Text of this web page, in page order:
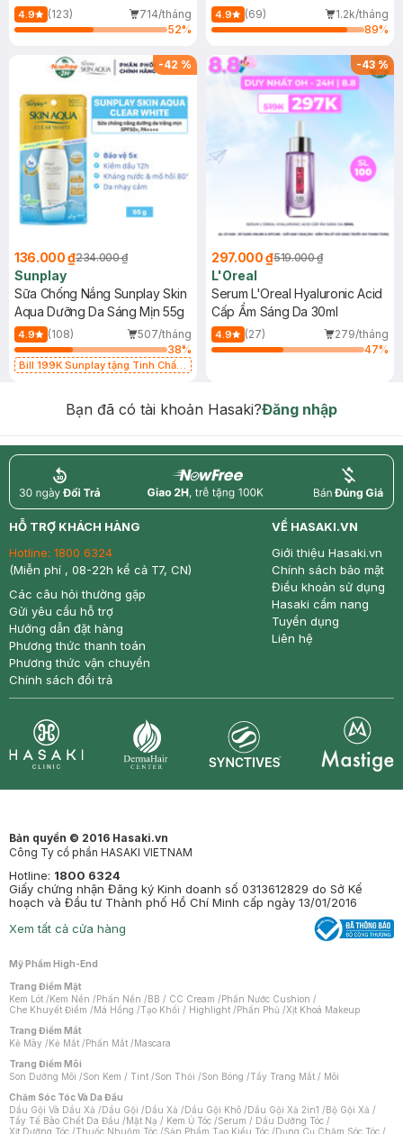
4.9 (123)
714/tháng
52%
(Mới)
4.9 (69)
1.2k/tháng
89%
-42 %
136.000 ₫234.000 ₫
Sunplay
Sữa Chống Nắng Sunplay Skin
Aqua Dưỡng Da Sáng Mịn 55g
4.9 (108)
507/tháng
38%
Bill 199K Sunplay tặng Tinh Chất
-43%
297.000 ₫519.000 ₫
L'Oreal
Serum L'Oreal Hyaluronic Acid
Cấp Ẩm Sáng Da 30ml
4.9 (27)
279/tháng
47%
Bạn đã có tài khoản Hasaki?Đăng nhập
return nowfree price
HỖ TRỢ KHÁCH HÀNG
Hotline: 1800 6324
(Miễn phí , 08-22h kể cả T7, CN)
Các câu hỏi thường gặp
Gửi yêu cầu hỗ trợ
Hướng dẫn đặt hàng
Phương thức thanh toán
Phương thức vận chuyển
Chính sách đổi trả
VỀ HASAKI.VN
Giới thiệu Hasaki.vn
Chính sách bảo mật
Điều khoản sử dụng
Hasaki cẩm nang
Tuyển dụng
Liên hệ
Bản quyền © 2016 Hasaki.vn
Công Ty cổ phần HASAKI VIETNAM
Hotline: 1800 6324
Giấy chứng nhận Đăng ký Kinh doanh số 0313612829 do Sở Kế
hoạch và Đầu tư Thành phố Hồ Chí Minh cấp ngày 13/01/2016
Xem tất cả cửa hàng
Mỹ Phẩm High-End
Trang Điểm Mặt
Kem Lót /Kem Nền /Phấn Nền /BB / CC Cream /Phấn Nước Cushion /
Che Khuyết Điểm /Má Hồng /Tạo Khối / Highlight /Phấn Phủ /Xịt Khoá Makeup
Trang Điểm Mắt
Kẻ Mày /Kẻ Mắt /Phấn Mắt /Mascara
Trang Điểm Môi
Son Dưỡng Môi /Son Kem / Tint /Son Thỏi /Son Bóng /Tẩy Trang Mắt / Môi
Chăm Sóc Tóc Và Da Đầu
Dầu Gội Và Dầu Xả /Dầu Gội /Dầu Xả /Dầu Gội Khô /Dầu Gội Xả 2in1 /Bộ Gội Xả /
Tẩy Tế Bào Chết Da Đầu /Mặt Nạ / Kem Ủ Tóc /Serum / Dầu Dưỡng Tóc /
Xịt Dưỡng Tóc /Thuốc Nhuộm Tóc /Sản Phẩm Tạo Kiểu Tóc /Dụng Cụ Chăm Sóc Tóc /